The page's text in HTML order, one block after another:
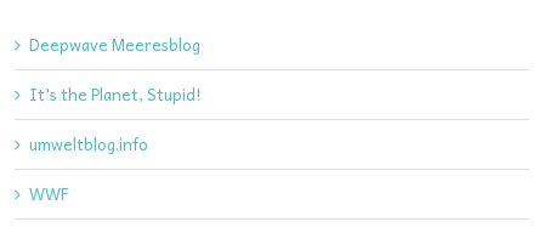
Deepwave Meeresblog
It's the Planet, Stupid!
umweltblog.info
WWF